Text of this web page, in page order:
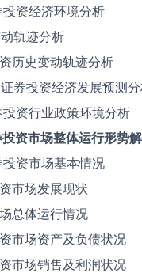
资经济环境分析
轨迹分析
历史变动轨迹分析
券投资经济发展预测
资行业政策环境分析
资市场整体运行形势
资市场基本情况
市场发展现状
总体运行情况
市场资产及负债状况
市场销售及利润状况